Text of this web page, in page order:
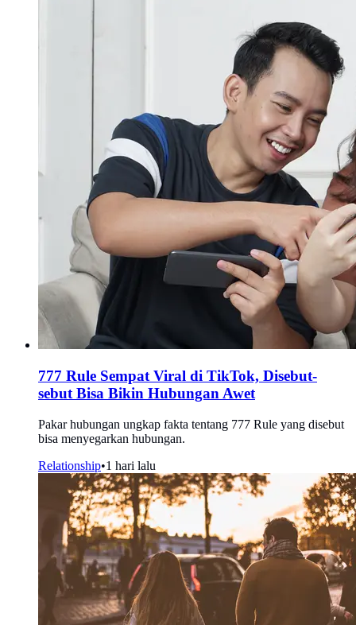
777 Rule Sempat Viral di TikTok, Disebut-
sebut Bisa Bikin Hubungan Awet
Pakar hubungan ungkap fakta tentang 777 Rule yang disebut
bisa menyegarkan hubungan.
Relationship•1 hari lalu